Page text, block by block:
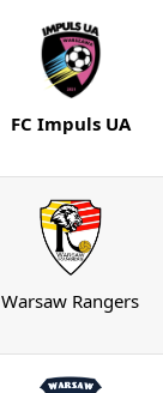
FC Impuls UA
Warsaw Rangers